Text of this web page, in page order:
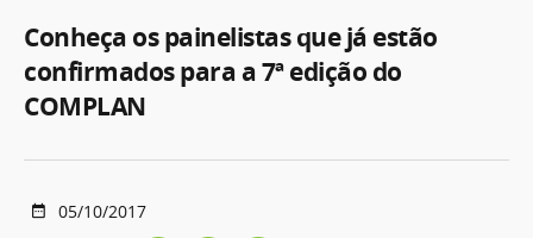
Conheça os painelistas que já estão
confirmados para a 7ª edição do
COMPLAN
05/10/2017